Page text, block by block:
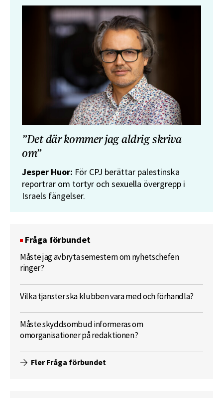
”Det där kommer jag aldrig skriva
om”
Jesper Huor: För CPJ berättar palestinska
reportrar om tortyr och sexuella övergrepp i
Israels fängelser.
Fråga förbundet
Måste jag avbryta semestern om nyhetschefen
ringer?
Vilka tjänster ska klubben vara med och förhandla?
Måste skyddsombud informeras om
omorganisationer på redaktionen?
Fler Fråga förbundet